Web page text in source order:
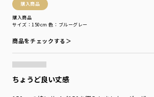
購入商品
購入商品
サイズ：150cm 色：ブルーグレー
商品をチェックする＞
ちょうど良い丈感
吸水性が高く通気性が良いのが特徴
肌触りが良くお子様の肌にも安心です
Daily…毎日
Relax…力を抜いて、くつろぐ
Comfortable…気持ちの良い、快適な
『毎日着て欲しい』